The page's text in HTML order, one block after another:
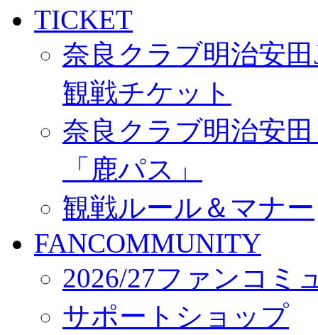
TICKET
奈良クラブ明治安
観戦チケット
奈良クラブ明治安
「鹿パス」
観戦ルール＆マナー
FANCOMMUNITY
2026/27ファンコミ
サポートショップ